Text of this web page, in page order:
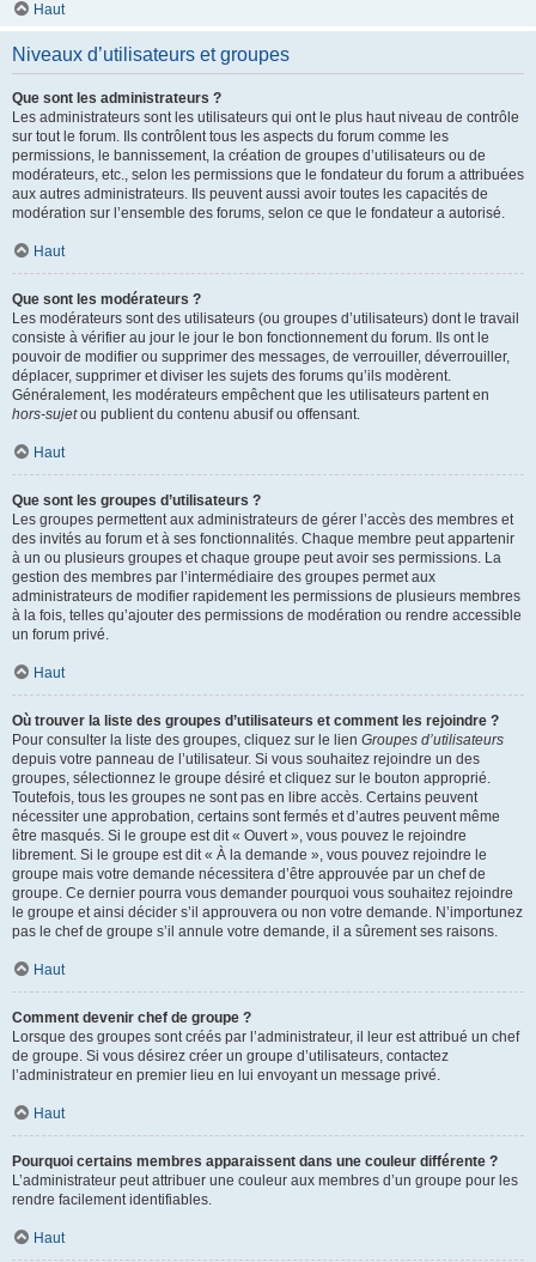
Haut
Niveaux d’utilisateurs et groupes
Que sont les administrateurs ?
Les administrateurs sont les utilisateurs qui ont le plus haut niveau de contrôle
sur tout le forum. Ils contrôlent tous les aspects du forum comme les
permissions, le bannissement, la création de groupes d’utilisateurs ou de
modérateurs, etc., selon les permissions que le fondateur du forum a attribuées
aux autres administrateurs. Ils peuvent aussi avoir toutes les capacités de
modération sur l’ensemble des forums, selon ce que le fondateur a autorisé.
Haut
Que sont les modérateurs ?
Les modérateurs sont des utilisateurs (ou groupes d’utilisateurs) dont le travail
consiste à vérifier au jour le jour le bon fonctionnement du forum. Ils ont le
pouvoir de modifier ou supprimer des messages, de verrouiller, déverrouiller,
déplacer, supprimer et diviser les sujets des forums qu’ils modèrent.
Généralement, les modérateurs empêchent que les utilisateurs partent en
hors-sujetou publient du contenu abusif ou offensant.
Haut
Que sont les groupes d’utilisateurs ?
Les groupes permettent aux administrateurs de gérer l’accès des membres et
des invités au forum et à ses fonctionnalités. Chaque membre peut appartenir
à un ou plusieurs groupes et chaque groupe peut avoir ses permissions. La
gestion des membres par l’intermédiaire des groupes permet aux
administrateurs de modifier rapidement les permissions de plusieurs membres
à la fois, telles qu’ajouter des permissions de modération ou rendre accessible
un forum privé.
Haut
Où trouver la liste des groupes d’utilisateurs et comment les rejoindre ?
Pour consulter la liste des groupes, cliquez sur le lien Groupes d’utilisateurs
depuis votre panneau de l’utilisateur. Si vous souhaitez rejoindre un des
groupes, sélectionnez le groupe désiré et cliquez sur le bouton approprié.
Toutefois, tous les groupes ne sont pas en libre accès. Certains peuvent
nécessiter une approbation, certains sont fermés et d’autres peuvent même
être masqués. Si le groupe est dit « Ouvert », vous pouvez le rejoindre
librement. Si le groupe est dit « À la demande », vous pouvez rejoindre le
groupe mais votre demande nécessitera d’être approuvée par un chef de
groupe. Ce dernier pourra vous demander pourquoi vous souhaitez rejoindre
le groupe et ainsi décider s’il approuvera ou non votre demande. N’importunez
pas le chef de groupe s’il annule votre demande, il a sûrement ses raisons.
Haut
Comment devenir chef de groupe ?
Lorsque des groupes sont créés par l’administrateur, il leur est attribué un chef
de groupe. Si vous désirez créer un groupe d’utilisateurs, contactez
l’administrateur en premier lieu en lui envoyant un message privé.
Haut
Pourquoi certains membres apparaissent dans une couleur différente ?
L’administrateur peut attribuer une couleur aux membres d’un groupe pour les
rendre facilement identifiables.
Haut